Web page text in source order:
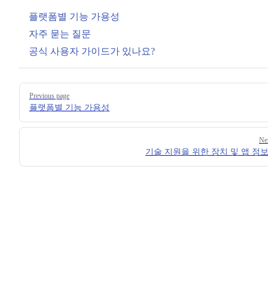
플랫폼별 기능 가용성
자주 묻는 질문
공식 사용자 가이드가 있나요?
Pager
Previous page
플랫폼별 기능 가용성
기술 지원을 위한 장치 및 앱 정